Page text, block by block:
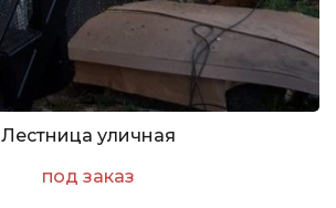
Лестница уличная
под заказ